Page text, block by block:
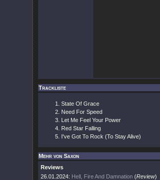
Trackliste
State Of Grace
Need For Speed
Let Me Feel Your Power
Red Star Falling
I've Got To Rock (To Stay Alive)
Mehr von Saxon
Reviews
26.01.2024: Hell, Fire And Damnation (Review)